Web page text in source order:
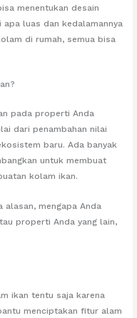
menentukan desain
luas dan kedalamannya
di rumah, semua bisa
pada properti Anda
dari penambahan nilai
baru. Ada banyak
untuk membuat
kolam ikan.
alasan, mengapa Anda
properti Anda yang lain,
ikan tentu saja karena
menciptakan fitur alam